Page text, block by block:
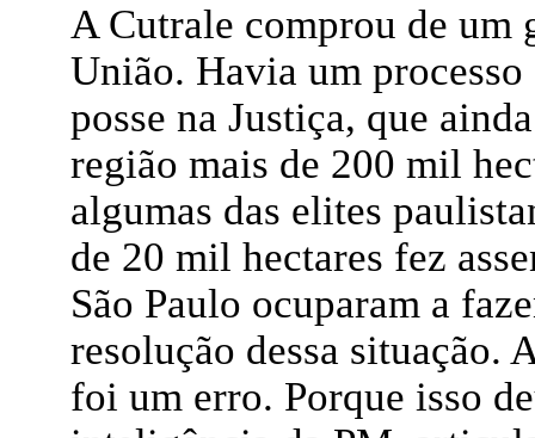
A Cutrale comprou de um
União. Havia um
posse na Justiça, que
região mais de 200 mil
algumas das elites
de 20 mil hectares fez
São Paulo ocuparam a
resolução dessa situação.
foi um erro. Porque isso